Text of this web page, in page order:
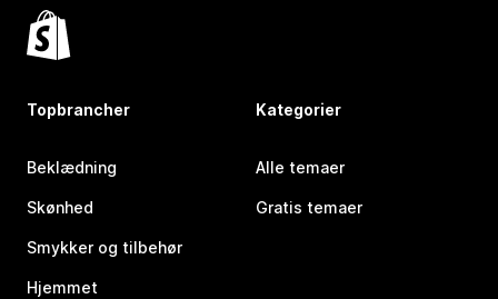
Topbrancher
Beklædning
Skønhed
Smykker og tilbehør
Hjemmet
Kategorier
Alle temaer
Gratis temaer